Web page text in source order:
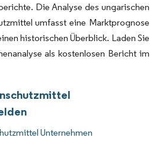
Die Analyse des ungarischen
umfasst eine Marktprognose
historischen Überblick. Laden Sie
als kostenlosen Bericht im
Unternehmen